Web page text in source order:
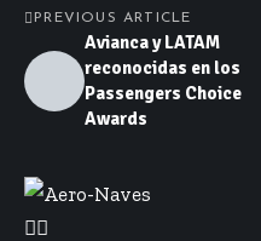
PREVIOUS ARTICLE
Avianca y LATAM
reconocidas en los
Passengers Choice
Awards